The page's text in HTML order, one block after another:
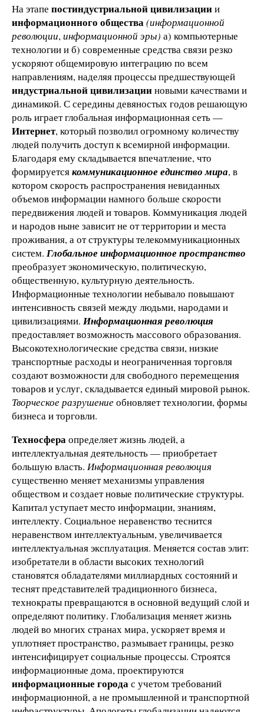
На этапе постиндустриальной цивилизациии
информационного общества(информационной
революции,информационной эры) а) компьютерные
технологии и б) современные средства связи резко
ускоряют общемировую интеграцию по всем
направлениям, наделяя процессы предшествующей
индустриальной цивилизацииновыми качествами и
динамикой. С середины девяностых годов решающую
роль играет глобальная информационная сеть —
Интернет, который позволил огромному количеству
людей получить доступ к всемирной информации.
Благодаря ему складывается впечатление, что
формируетсякоммуникационное единство мира, в
котором скорость распространения невиданных
объемов информации намного больше скорости
передвижения людей и товаров. Коммуникация людей
и народов ныне зависит не от территории и места
проживания, а от структуры телекоммуникационных
систем. Глобальное информационное пространство
преобразует экономическую, политическую,
общественную, культурную деятельность.
Информационные технологии небывало повышают
интенсивность связей между людьми, народами и
цивилизациями. Информационная революция
предоставляет возможность массового образования.
Высокотехнологические средства связи, низкие
транспортные расходы и неограниченная торговля
создают возможности для свободного перемещения
товаров и услуг, складывается единый мировой рынок.
Творческое разрушениеобновляет технологии, формы
бизнеса и торговли.
Техносфераопределяет жизнь людей, а
интеллектуальная деятельность — приобретает
большую власть. Информационная революция
существенно меняет механизмы управления
обществом и создает новые политические структуры.
Капитал уступает место информации, знаниям,
интеллекту. Социальное неравенство теснится
неравенством интеллектуальным, увеличивается
интеллектуальная эксплуатация. Меняется состав элит:
изобретатели в области высоких технологий
становятся обладателями миллиардных состояний и
теснят представителей традиционного бизнеса,
технократы превращаются в основной ведущий слой и
определяют политику. Глобализация меняет жизнь
людей во многих странах мира, ускоряет время и
уплотняет пространство, размывает границы, резко
интенсифицирует социальные процессы. Строятся
информационные дома, проектируются
информационные городас учетом требований
информационной, а не промышленной и транспортной